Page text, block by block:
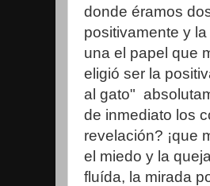
donde éramos
positivamente y
una el papel que
eligió ser la
al gato"
de inmediato los
revelación? ¡que
el miedo y la
fluída, la mirada